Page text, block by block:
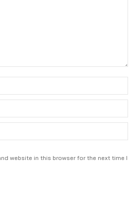
website in this browser for the next time I